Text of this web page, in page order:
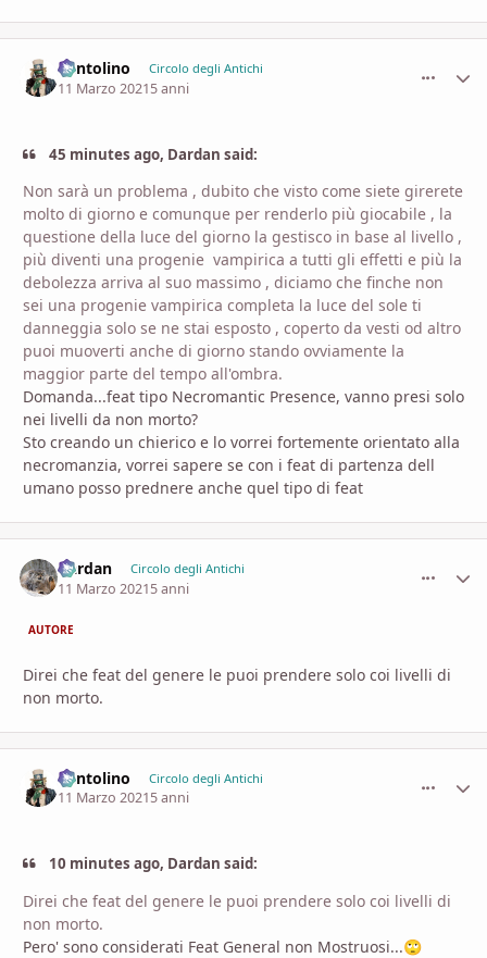
Pentolino Circolo degli Antichi
11 Marzo 20215 anni
45 minutes ago, Dardan said:
Non sarà un problema , dubito che visto come siete girerete
molto di giorno e comunque per renderlo più giocabile , la
questione della luce del giorno la gestisco in base al livello ,
più diventi una progenie vampirica a tutti gli effetti e più la
debolezza arriva al suo massimo , diciamo che finche non
sei una progenie vampirica completa la luce del sole ti
danneggia solo se ne stai esposto , coperto da vesti od altro
puoi muoverti anche di giorno stando ovviamente la
maggior parte del tempo all'ombra.
Domanda...feat tipo Necromantic Presence, vanno presi solo
nei livelli da non morto?
Sto creando un chierico e lo vorrei fortemente orientato alla
necromanzia, vorrei sapere se con i feat di partenza dell
umano posso prednere anche quel tipo di feat
Dardan Circolo degli Antichi
11 Marzo 20215 anni
AUTORE
Direi che feat del genere le puoi prendere solo coi livelli di
non morto.
Pentolino Circolo degli Antichi
11 Marzo 20215 anni
10 minutes ago, Dardan said:
Direi che feat del genere le puoi prendere solo coi livelli di
non morto.
Pero' sono considerati Feat General non Mostruosi...🙄